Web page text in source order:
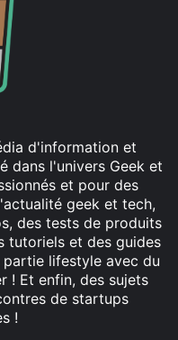
d'information et
dans l'univers Geek et
et pour des
geek et tech,
des tests de produits
tutoriels et des guides
lifestyle avec du
! Et enfin, des sujets
de startups
!